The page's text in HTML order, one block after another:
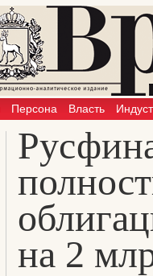
Персона Власть
на 2